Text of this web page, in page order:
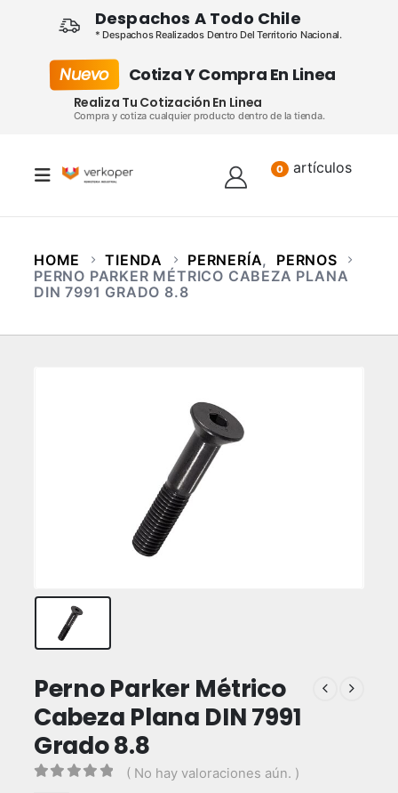
Despachos A Todo Chile
* Despachos Realizados Dentro Del Territorio Nacional.
Nuevo Cotiza Y Compra En Linea
Realiza Tu Cotización En Linea
Compra y cotiza cualquier producto dentro de la tienda.
0 artículos
HOME TIENDA PERNERÍA,
PERNOS
PERNO PARKER MÉTRICO CABEZA PLANA
DIN 7991 GRADO 8.8
Perno Parker Métrico
Cabeza Plana DIN 7991
Grado 8.8
( No hay valoraciones aún. )